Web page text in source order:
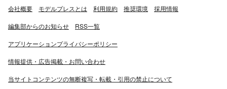
会社概要 モデルプレスとは 利用規約 推奨環境 採用情報
編集部からのお知らせ RSS一覧
アプリケーションプライバシーポリシー
情報提供・広告掲載・お問い合わせ
当サイトコンテンツの無断複写・転載・引用の禁止について